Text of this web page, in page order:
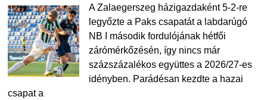
A Zalaegerszeg házigazdaként 5-2-re
legyőzte a Paks csapatát a labdarúgó
NB I második fordulójának hétfői
zárómérkőzésén, így nincs már
százszázalékos együttes a 2026/27-es
idényben. Parádésan kezdte a hazai
csapat a